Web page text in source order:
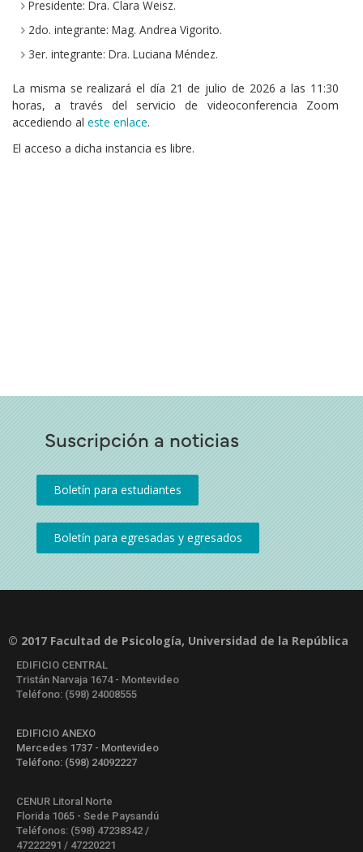
Presidente: Dra. Clara Weisz.
2do. integrante: Mag. Andrea Vigorito.
3er. integrante: Dra. Luciana Méndez.
La misma se realizará el día 21 de julio de 2026 a las 11:30
horas, a través del servicio de videoconferencia Zoom
accediendo al este enlace.
El acceso a dicha instancia es libre.
Suscripción a noticias
© 2017 Facultad de Psicología, Universidad de la República
EDIFICIO CENTRAL
Tristán Narvaja 1674 - Montevideo
Teléfono: (598) 24008555
EDIFICIO ANEXO
Mercedes 1737 - Montevideo
Teléfono: (598) 24092227
CENUR Litoral Norte
Florida 1065 - Sede Paysandú
Teléfonos: (598) 47238342 /
47222291 / 47220221